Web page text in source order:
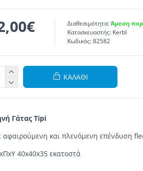
Διαθεσιμότητα: Άμεση
Κατασκευαστής: Kerbl
Κωδικός: 82582
ΚΑΛΆΘΙ
Γάτας Tipi
αφαιρούμενη και πλενόμενη επένδυση
40x40x35 εκατοστά